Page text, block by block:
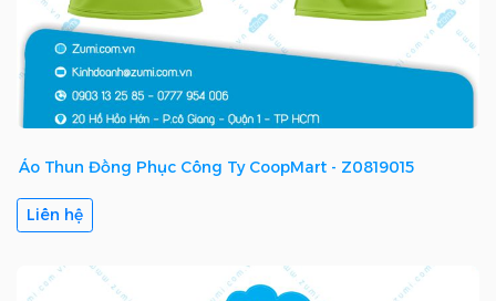
Áo Thun Đồng Phục Công Ty CoopMart - Z0819015
Liên hệ